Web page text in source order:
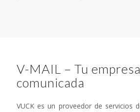
V-MAIL – Tu
comunicada
VUCK es un proveedor de servicios